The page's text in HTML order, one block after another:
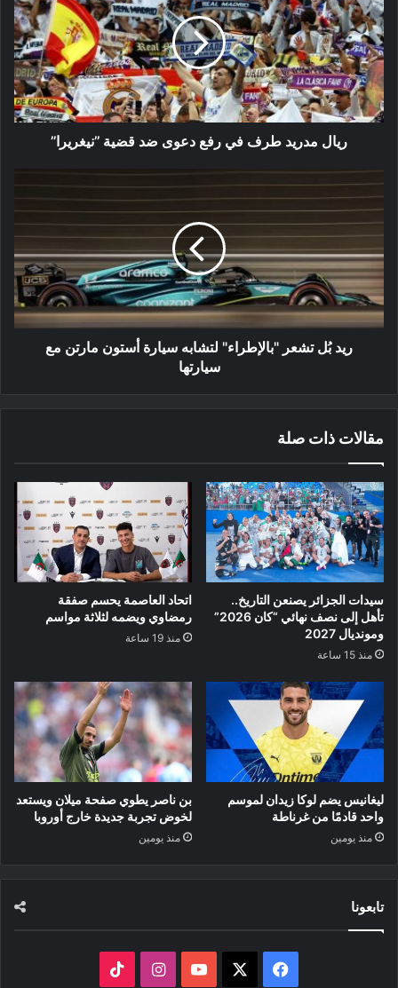
طرف
في
رفع
دعوى
ضد
قضية
’’نيغريرا’’
ريال مدريد طرف في رفع دعوى ضد قضية ’’نيغريرا’’
بُل
تشعر
"بالإطراء"
لتشابه
سيارة
أستون
مارتن
مع
ريد بُل تشعر "بالإطراء" لتشابه سيارة أستون مارتن مع
سيارتها
مقالات ذات صلة
سيدات الجزائر يصنعن التاريخ..
تأهل إلى نصف نهائي “كان 2026”
ومونديال 2027
منذ 15 ساعة
اتحاد العاصمة يحسم صفقة
رمضاوي ويضمه لثلاثة مواسم
منذ 19 ساعة
ليغانيس يضم لوكا زيدان لموسم
واحد قادمًا من غرناطة
منذ يومين
بن ناصر يطوي صفحة ميلان ويستعد
لخوض تجربة جديدة خارج أوروبا
منذ يومين
تابعونا
فيسبوك ‫YouTubeانستقرام